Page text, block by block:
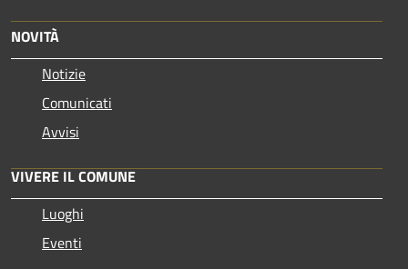
NOVITÀ
Notizie
Comunicati
Avvisi
VIVERE IL COMUNE
Luoghi
Eventi